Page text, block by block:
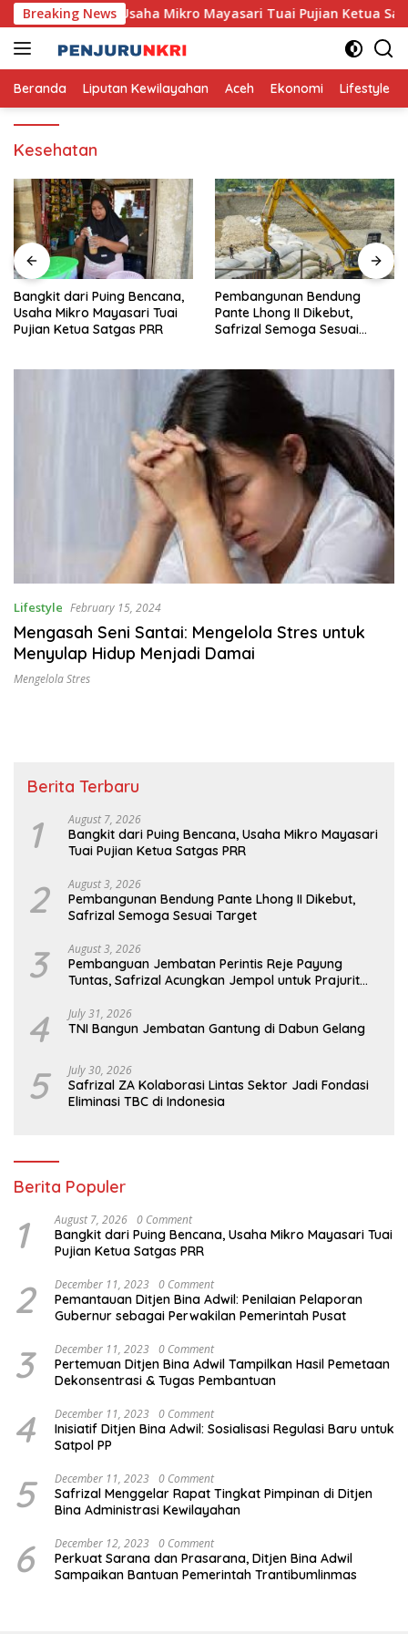
Skip
to
content
Breaking News
Bencana, Usaha Mikro Mayasari Tuai Pujian Ketua
Beranda Liputan Kewilayahan Aceh Ekonomi Lifestyle
Kesehatan
Bangkit dari Puing Bencana,
Usaha Mikro Mayasari Tuai
Pujian Ketua Satgas PRR
Pembangunan Bendung
Pante Lhong II Dikebut,
Safrizal Semoga Sesuai
Lifestyle February 15, 2024
Mengasah Seni Santai: Mengelola Stres untuk
Menyulap Hidup Menjadi Damai
Mengelola Stres
Berita Terbaru
1 August 7, 2026
Bangkit dari Puing Bencana, Usaha Mikro Mayasari
Tuai Pujian Ketua Satgas PRR
2 August 3, 2026
Pembangunan Bendung Pante Lhong II Dikebut,
Safrizal Semoga Sesuai Target
3 August 3, 2026
Pembanguan Jembatan Perintis Reje Payung
Tuntas, Safrizal Acungkan Jempol untuk Prajurit
4 July 31, 2026
TNI Bangun Jembatan Gantung di Dabun Gelang
5 July 30, 2026
Safrizal ZA Kolaborasi Lintas Sektor Jadi Fondasi
Eliminasi TBC di Indonesia
Berita Populer
1 August 7, 2026 0 Comment
Bangkit dari Puing Bencana, Usaha Mikro Mayasari Tuai
Pujian Ketua Satgas PRR
2 December 11, 2023 0 Comment
Pemantauan Ditjen Bina Adwil: Penilaian Pelaporan
Gubernur sebagai Perwakilan Pemerintah Pusat
3 December 11, 2023 0 Comment
Pertemuan Ditjen Bina Adwil Tampilkan Hasil Pemetaan
Dekonsentrasi & Tugas Pembantuan
4 December 11, 2023 0 Comment
Inisiatif Ditjen Bina Adwil: Sosialisasi Regulasi Baru untuk
Satpol PP
5 December 11, 2023 0 Comment
Safrizal Menggelar Rapat Tingkat Pimpinan di Ditjen
Bina Administrasi Kewilayahan
6 December 12, 2023 0 Comment
Perkuat Sarana dan Prasarana, Ditjen Bina Adwil
Sampaikan Bantuan Pemerintah Trantibumlinmas